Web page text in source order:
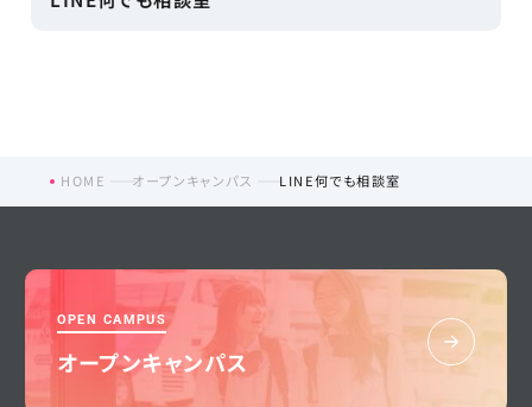
HOME オープンキャンパス LINE何でも相談室
OPEN CAMPUS
オープンキャンパス